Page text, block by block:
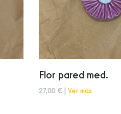
Flor pared med.
27,00 € | Ver más